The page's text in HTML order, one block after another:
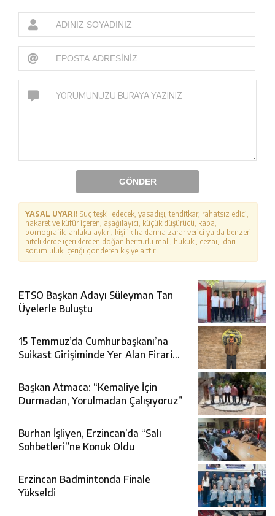
GÖNDER
YASAL UYARI! Suç teşkil edecek, yasadışı, tehditkar, rahatsız edici,
hakaret ve küfür içeren, aşağılayıcı, küçük düşürücü, kaba,
pornografik, ahlaka aykırı, kişilik haklarına zarar verici ya da benzeri
niteliklerde içeriklerden doğan her türlü mali, hukuki, cezai, idari
sorumluluk içeriği gönderen kişiye aittir.
ETSO Başkan Adayı Süleyman Tan
Üyelerle Buluştu
15 Temmuz’da Cumhurbaşkanı’na
Suikast Girişiminde Yer Alan Firari
Başkan Atmaca: “Kemaliye İçin
Durmadan, Yorulmadan Çalışıyoruz”
Burhan İşliyen, Erzincan’da “Salı
Sohbetleri”ne Konuk Oldu
Erzincan Badmintonda Finale
Yükseldi